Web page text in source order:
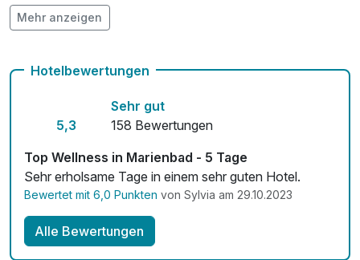
Hunde im Hotel erlaubt für 16,00 € pro Stück / Nacht
Kostenloses W-LAN
Zimmerservice verfügbar
Mit Hotelbar
Mehr anzeigen
Hotelbewertungen
5,3
Sehr gut
158 Bewertungen
Top Wellness in Marienbad - 5 Tage
Sehr erholsame Tage in einem sehr guten Hotel.
Bewertet mit 6,0 Punkten von Sylvia am 29.10.2023
Alle Bewertungen